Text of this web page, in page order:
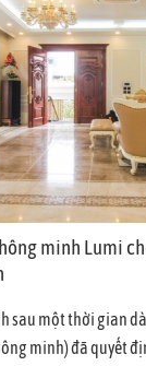
minh Lumi
sau một thời gian
minh) đã quyết